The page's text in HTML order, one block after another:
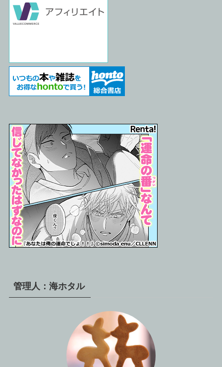
管理人：海ホタル